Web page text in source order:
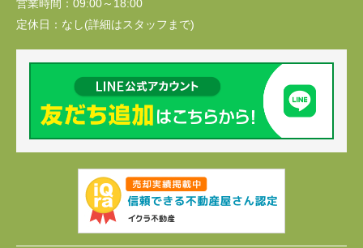
営業時間： 09:00～18:00
定休日： なし(詳細はスタッフまで)